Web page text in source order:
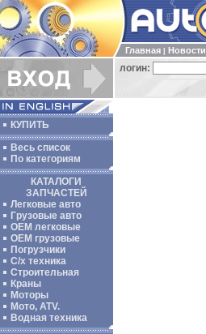
Главная Новости
логин:
КУПИТЬ
Весь список
По категориям
КАТАЛОГИ
ЗАПЧАСТЕЙ
Легковые авто
Грузовые авто
ОЕМ легковые
OEM грузовые
Погрузчики
С/х техника
Строительная
Краны
Моторы
Мото, ATV.
Водная техника